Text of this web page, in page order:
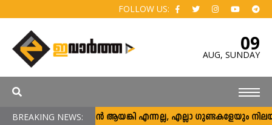
FOLLOW US:
09
AUG, SUNDAY
BREAKING NEWS:അര്‍ജുന്‍ ആയങ്കി എന്നല്ല, എല്ലാ ഗുണ്ടകളേയും നിലയ്ക്ക്